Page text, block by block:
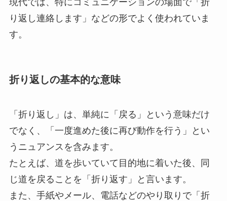
現代では、特にコミュニケーションの場面で「折
り返し連絡します」などの形でよく使われていま
す。
折り返しの基本的な意味
「折り返し」は、単純に「戻る」という意味だけ
でなく、「一度進めた後に再び動作を行う」とい
うニュアンスを含みます。
たとえば、道を歩いていて目的地に着いた後、同
じ道を戻ることを「折り返す」と言います。
また、手紙やメール、電話などのやり取りで「折